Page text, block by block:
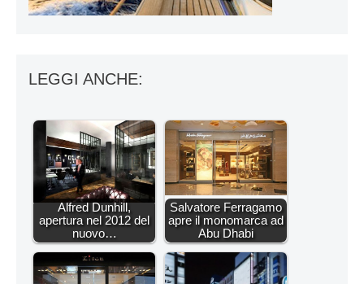
LEGGI ANCHE:
Alfred Dunhill,
apertura nel 2012 del
nuovo…
Salvatore Ferragamo
apre il monomarca ad
Abu Dhabi